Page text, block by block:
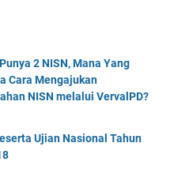
2 NISN, Mana Yang
Cara Mengajukan
NISN melalui VervalPD?
Ujian Nasional Tahun